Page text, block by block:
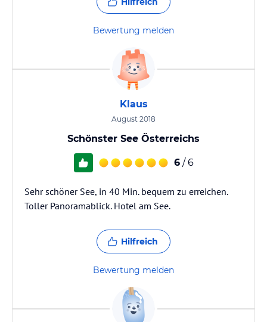
Bewertung melden
Klaus
August 2018
Schönster See Österreichs
6 / 6
Sehr schöner See, in 40 Min. bequem zu erreichen.
Toller Panoramablick. Hotel am See.
Hilfreich
Bewertung melden